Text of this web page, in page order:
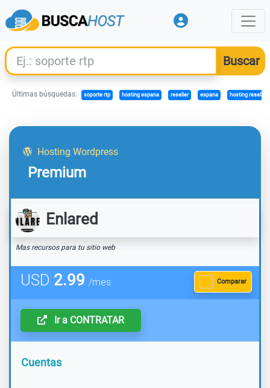
Últimas búsquedas: soporte rtp hosting espana reseller espana hosting resellers
Hosting Wordpress
Premium
Enlared
Mas recursos para tu sitio web
Comparar
USD 2.99 /mes
Ir a CONTRATAR
Cuentas